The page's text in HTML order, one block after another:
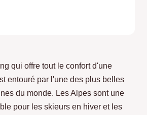
qui offre tout le confort d'une
entouré par l'une des plus belles
du monde. Les Alpes sont une
pour les skieurs en hiver et les